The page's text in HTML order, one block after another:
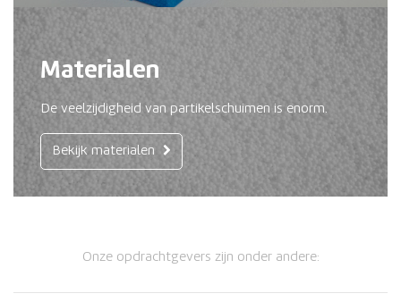
Materialen
De veelzijdigheid van partikelschuimen is enorm.
Bekijk materialen
Onze opdrachtgevers zijn onder andere: